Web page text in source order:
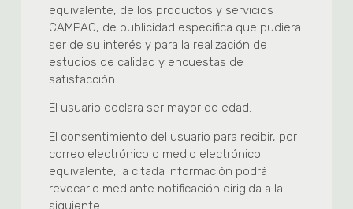
equivalente, de los productos y servicios
CAMPAC, de publicidad especifica que pudiera
ser de su interés y para la realización de
estudios de calidad y encuestas de
satisfacción.
El usuario declara ser mayor de edad.
El consentimiento del usuario para recibir, por
correo electrónico o medio electrónico
equivalente, la citada información podrá
revocarlo mediante notificación dirigida a la
siguiente